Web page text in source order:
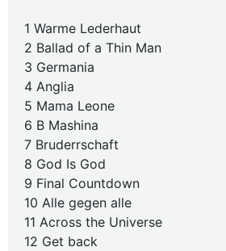
1 Warme Lederhaut
2 Ballad of a Thin Man
3 Germania
4 Anglia
5 Mama Leone
6 B Mashina
7 Bruderrschaft
8 God Is God
9 Final Countdown
10 Alle gegen alle
11 Across the Universe
12 Get back